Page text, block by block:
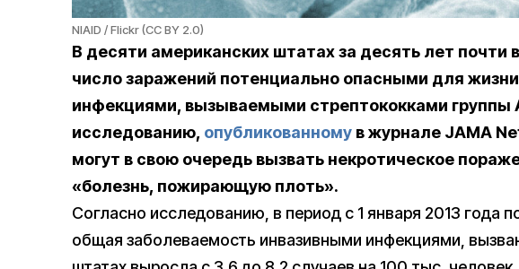
NIAID / Flickr (CC BY 2.0)
В десяти американских штатах за десять лет почти
число заражений потенциально опасными для
инфекциями, вызываемыми стрептококками группы
исследованию, опубликованному в журнале JAMA
могут в свою очередь вызвать некротическое
«болезнь, пожирающую плоть».
Согласно исследованию, в период с 1 января 2013 года
общая заболеваемость инвазивными инфекциями,